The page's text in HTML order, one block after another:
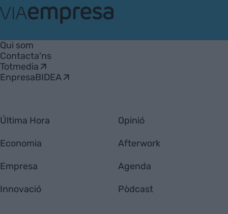
Empresa
Qui som
Contacta'ns
Totmedia
EnpresaBIDEA
Última Hora
Economia
Empresa
Innovació
Opinió
Afterwork
Agenda
Pòdcast